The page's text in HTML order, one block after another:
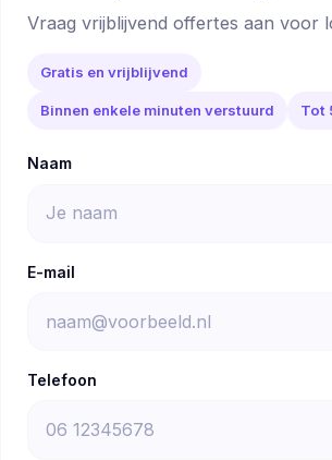
Vraag vrijblijvend offertes aan voor
Gratis en vrijblijvend
Binnen enkele minuten verstuurd Tot
Naam
E-mail
Telefoon